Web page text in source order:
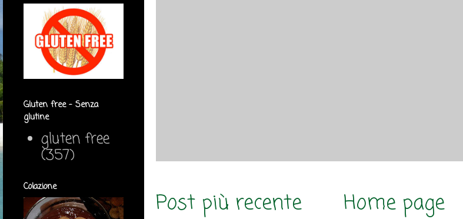
Post più recente Home page
Gluten free - Senza
glutine
gluten free
(357)
Colazione